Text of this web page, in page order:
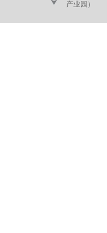
产业园）